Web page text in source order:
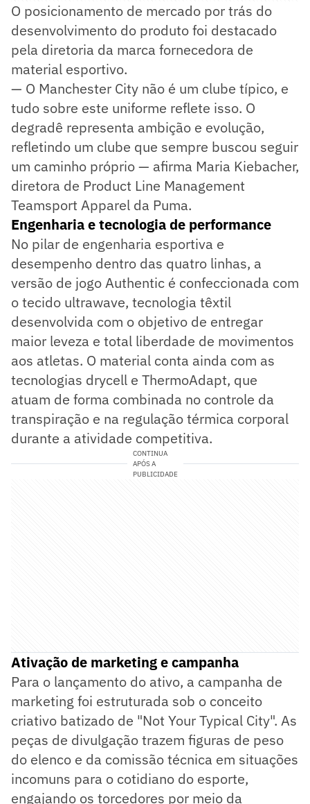
O posicionamento de mercado por trás do
desenvolvimento do produto foi destacado
pela diretoria da marca fornecedora de
material esportivo.
— O Manchester City não é um clube típico, e
tudo sobre este uniforme reflete isso. O
degradê representa ambição e evolução,
refletindo um clube que sempre buscou seguir
um caminho próprio — afirma Maria Kiebacher,
diretora de Product Line Management
Teamsport Apparel da Puma.
Engenharia e tecnologia de performance
No pilar de engenharia esportiva e
desempenho dentro das quatro linhas, a
versão de jogo Authentic é confeccionada com
o tecido ultrawave, tecnologia têxtil
desenvolvida com o objetivo de entregar
maior leveza e total liberdade de movimentos
aos atletas. O material conta ainda com as
tecnologias drycell e ThermoAdapt, que
atuam de forma combinada no controle da
transpiração e na regulação térmica corporal
durante a atividade competitiva.
CONTINUA
APÓS A
PUBLICIDADE
Ativação de marketing e campanha
Para o lançamento do ativo, a campanha de
marketing foi estruturada sob o conceito
criativo batizado de "Not Your Typical City". As
peças de divulgação trazem figuras de peso
do elenco e da comissão técnica em situações
incomuns para o cotidiano do esporte,
engajando os torcedores por meio da